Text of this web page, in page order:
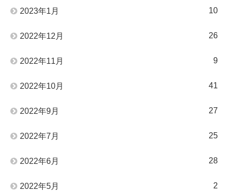
2023年1月 10
2022年12月 26
2022年11月 9
2022年10月 41
2022年9月 27
2022年7月 25
2022年6月 28
2022年5月 2